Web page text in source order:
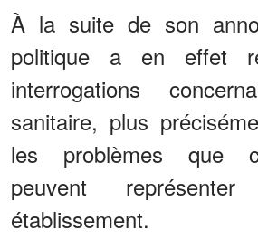
À la suite de son
politique a en effet
interrogations
sanitaire, plus
les problèmes que
peuvent
établissement.